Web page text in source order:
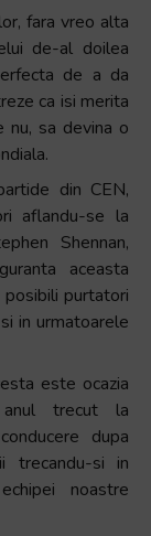
fara vreo alta
de-al doilea
de a da
ca isi merita
nu, sa devina o
din CEN,
aflandu-se la
Shennan,
aceasta
purtatori
in urmatoarele
este ocazia
anul trecut la
dupa
trecandu-si in
noastre